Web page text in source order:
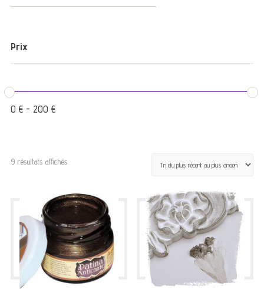
Prix
0 €- 200 €
9 résultats affichésTrié
plus
récent
au
plus
ancien